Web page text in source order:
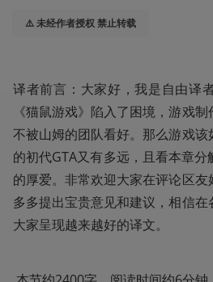
⚠️ 未经作者授权 禁止转载
译者前言：大家好，我是自由译
《猫鼠游戏》陷入了困境，游戏
不被山姆的团队看好。那么游戏
的初代GTA又有多远，且看本章
的厚爱。非常欢迎大家在评论区
多多提出宝贵意见和建议，相信
大家呈现越来越好的译文。